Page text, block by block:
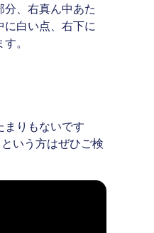
、右真ん中あた
に白い点、右下に
。
まりもないです
いう方はぜひご検